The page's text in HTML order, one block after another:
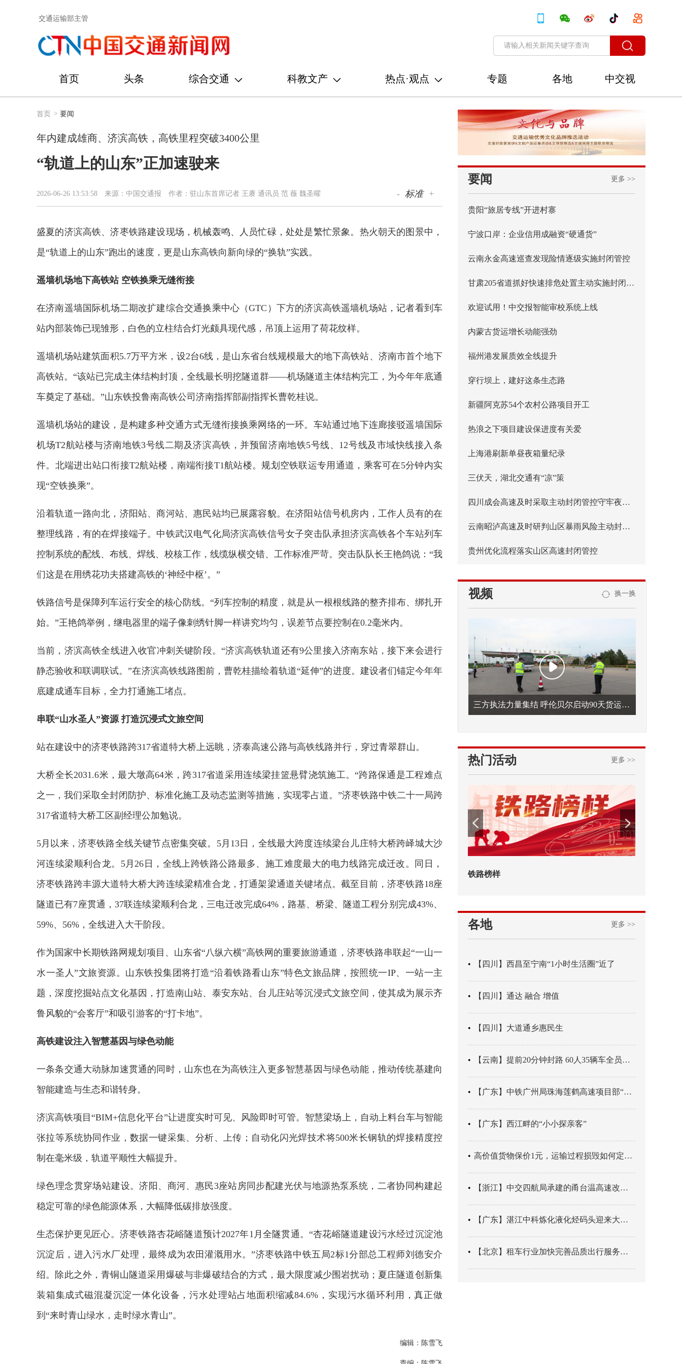
交通运输部主管
首页 头条 综合交通 科教文产 热点·观点 专题 各地
中交视
讯
首页 > 要闻
年内建成雄商、济滨高铁，高铁里程突破3400公里
“轨道上的山东”正加速驶来
2026-06-26 13:53:58 来源：中国交通报 作者：驻山东首席记者 王赓 通讯员 范 薇 魏圣曜 - 标准 +
盛夏的济滨高铁、济枣铁路建设现场，机械轰鸣、人员忙碌，处处是繁忙景象。热火朝天的图景中，
是“轨道上的山东”跑出的速度，更是山东高铁向新向绿的“换轨”实践。
遥墙机场地下高铁站 空铁换乘无缝衔接
在济南遥墙国际机场二期改扩建综合交通换乘中心（GTC）下方的济滨高铁遥墙机场站，记者看到车
站内部装饰已现雏形，白色的立柱结合灯光颇具现代感，吊顶上运用了荷花纹样。
遥墙机场站建筑面积5.7万平方米，设2台6线，是山东省台线规模最大的地下高铁站、济南市首个地下
高铁站。“该站已完成主体结构封顶，全线最长明挖隧道群——机场隧道主体结构完工，为今年年底通
车奠定了基础。”山东铁投鲁南高铁公司济南指挥部副指挥长曹乾桂说。
遥墙机场站的建设，是构建多种交通方式无缝衔接换乘网络的一环。车站通过地下连廊接驳遥墙国际
机场T2航站楼与济南地铁3号线二期及济滨高铁，并预留济南地铁5号线、12号线及市域快线接入条
件。北端进出站口衔接T2航站楼，南端衔接T1航站楼。规划空铁联运专用通道，乘客可在5分钟内实
现“空铁换乘”。
沿着轨道一路向北，济阳站、商河站、惠民站均已展露容貌。在济阳站信号机房内，工作人员有的在
整理线路，有的在焊接端子。中铁武汉电气化局济滨高铁信号女子突击队承担济滨高铁各个车站列车
控制系统的配线、布线、焊线、校核工作，线缆纵横交错、工作标准严苛。突击队队长王艳鸽说：“我
们这是在用绣花功夫搭建高铁的‘神经中枢’。”
铁路信号是保障列车运行安全的核心防线。“列车控制的精度，就是从一根根线路的整齐排布、绑扎开
始。”王艳鸽举例，继电器里的端子像刺绣针脚一样讲究均匀，误差节点要控制在0.2毫米内。
当前，济滨高铁全线进入收官冲刺关键阶段。“济滨高铁轨道还有9公里接入济南东站，接下来会进行
静态验收和联调联试。”在济滨高铁线路图前，曹乾桂描绘着轨道“延伸”的进度。建设者们锚定今年年
底建成通车目标，全力打通施工堵点。
串联“山水圣人”资源 打造沉浸式文旅空间
站在建设中的济枣铁路跨317省道特大桥上远眺，济泰高速公路与高铁线路并行，穿过青翠群山。
大桥全长2031.6米，最大墩高64米，跨317省道采用连续梁挂篮悬臂浇筑施工。“跨路保通是工程难点
之一，我们采取全封闭防护、标准化施工及动态监测等措施，实现零占道。”济枣铁路中铁二十一局跨
317省道特大桥工区副经理公加勉说。
5月以来，济枣铁路全线关键节点密集突破。5月13日，全线最大跨度连续梁台儿庄特大桥跨峄城大沙
河连续梁顺利合龙。5月26日，全线上跨铁路公路最多、施工难度最大的电力线路完成迁改。同日，
济枣铁路跨丰源大道特大桥大跨连续梁精准合龙，打通架梁通道关键堵点。截至目前，济枣铁路18座
隧道已有7座贯通，37联连续梁顺利合龙，三电迁改完成64%，路基、桥梁、隧道工程分别完成43%、
59%、56%，全线进入大干阶段。
作为国家中长期铁路网规划项目、山东省“八纵六横”高铁网的重要旅游通道，济枣铁路串联起“一山一
水一圣人”文旅资源。山东铁投集团将打造“沿着铁路看山东”特色文旅品牌，按照统一IP、一站一主
题，深度挖掘站点文化基因，打造南山站、泰安东站、台儿庄站等沉浸式文旅空间，使其成为展示齐
鲁风貌的“会客厅”和吸引游客的“打卡地”。
高铁建设注入智慧基因与绿色动能
一条条交通大动脉加速贯通的同时，山东也在为高铁注入更多智慧基因与绿色动能，推动传统基建向
智能建造与生态和谐转身。
济滨高铁项目“BIM+信息化平台”让进度实时可见、风险即时可管。智慧梁场上，自动上料台车与智能
张拉等系统协同作业，数据一键采集、分析、上传；自动化闪光焊技术将500米长钢轨的焊接精度控
制在毫米级，轨道平顺性大幅提升。
绿色理念贯穿场站建设。济阳、商河、惠民3座站房同步配建光伏与地源热泵系统，二者协同构建起
稳定可靠的绿色能源体系，大幅降低碳排放强度。
生态保护更见匠心。济枣铁路杏花峪隧道预计2027年1月全隧贯通。“杏花峪隧道建设污水经过沉淀池
沉淀后，进入污水厂处理，最终成为农田灌溉用水。”济枣铁路中铁五局2标1分部总工程师刘德安介
绍。除此之外，青铜山隧道采用爆破与非爆破结合的方式，最大限度减少围岩扰动；夏庄隧道创新集
装箱集成式磁混凝沉淀一体化设备，污水处理站占地面积缩减84.6%，实现污水循环利用，真正做
到“来时青山绿水，走时绿水青山”。
编辑：陈雪飞
要闻 更多 >>
贵阳“旅居专线”开进村寨
宁波口岸：企业信用成融资“硬通货”
云南永金高速巡查发现险情逐级实施封闭管控
甘肃205省道抓好快速排危处置主动实施封闭管控
欢迎试用！中交报智能审校系统上线
内蒙古货运增长动能强劲
福州港发展质效全线提升
穿行坝上，建好这条生态路
新疆阿克苏54个农村公路项目开工
热浪之下项目建设保进度有关爱
上海港刷新单昼夜箱量纪录
三伏天，湖北交通有“凉”策
四川成会高速及时采取主动封闭管控守牢夜间安全防线
云南昭泸高速及时研判山区暴雨风险主动封闭管控
贵州优化流程落实山区高速封闭管控
视频 换一换
三方执法力量集结 呼伦贝尔启动90天货运车辆违法专项整治
热门活动 更多 >>
铁路榜样
各地 更多 >>
【四川】西昌至宁南“1小时生活圈”近了
【四川】通达 融合 增值
【四川】大道通乡惠民生
【云南】提前20分钟封路 60人35辆车全员平安
【广东】中铁广州局珠海莲鹤高速项目部“靶向施训”筑牢应急处置防线
【广东】西江畔的“小小探亲客”
高价值货物保价1元，运输过程损毁如何定责？
【浙江】中交四航局承建的甬台温高速改扩建工程台州南段TJ06标段恢复双向通行
【广东】湛江中科炼化液化烃码头迎来大型外贸液化气船首靠
【北京】租车行业加快完善品质出行服务网络